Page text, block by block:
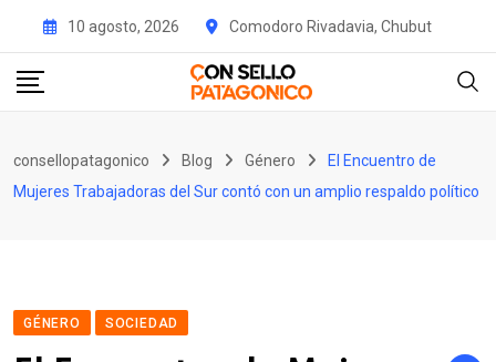
content
10 agosto, 2026 Comodoro Rivadavia, Chubut
consellopatagonico Blog Género
El Encuentro de
Mujeres Trabajadoras del Sur contó con un amplio respaldo político
GÉNERO SOCIEDAD